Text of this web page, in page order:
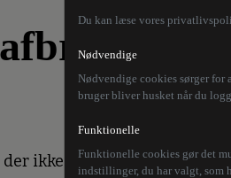
Du kan læse vores
Nødvendige
Nødvendige cookies sørger for
bruger bliver husket når du
Funktionelle
Funktionelle cookies gør det
indstillinger, du har valgt, som
ikke bruges kulgrill,